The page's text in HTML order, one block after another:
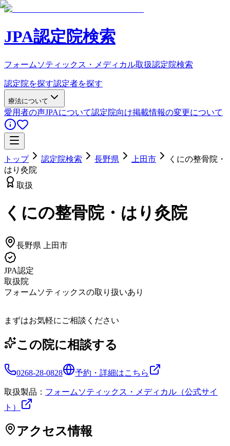
JPA認定院検索
フォームソティックス・メディカル取扱認定院検索
認定院を探す認定者を探す
療法について
愛用者の声JPAについて認定院向け掲載情報の変更について
トップ 認定院検索 長野県 上田市
くにの整骨院・
はり灸院
取扱
くにの整骨院・はり灸院
長野県 上田市
JPA認定
取扱院
フォームソティックスの取り扱いあり
まずはお気軽にご相談ください
この院に相談する
0268-28-0828 予約・詳細はこちら
取扱製品： フォームソティックス・メディカル（公式サイ
ト）
アクセス情報